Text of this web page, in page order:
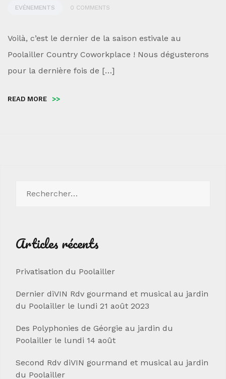
EVÉNEMENTS 0 COMMENTS
Voilà, c’est le dernier de la saison estivale au
Poolailler Country Coworkplace ! Nous dégusterons
pour la dernière fois de […]
READ MORE >>
Articles récents
Privatisation du Poolailler
Dernier diVIN Rdv gourmand et musical au jardin
du Poolailler le lundi 21 août 2023
Des Polyphonies de Géorgie au jardin du
Poolailler le lundi 14 août
Second Rdv diVIN gourmand et musical au jardin
du Poolailler